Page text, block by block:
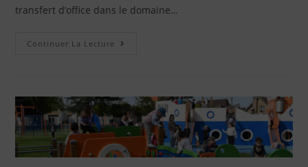
transfert d’office dans le domaine…
Continuer La Lecture